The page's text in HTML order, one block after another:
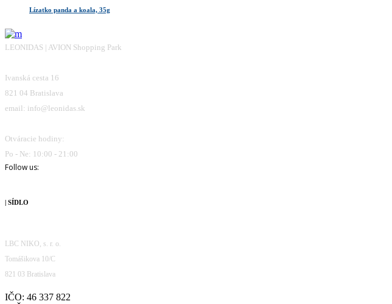
Lízatko panda a koala, 35g
LEONIDAS | AVION Shopping Park
Ivanská cesta 16
821 04 Bratislava
email: info@leonidas.sk
Otváracie hodiny:
Po - Ne: 10:00 - 21:00
Follow us:
| SÍDLO
LBC NIKO, s. r. o.
Tomášikova 10/C
821 03 Bratislava
IČO: 46 337 822